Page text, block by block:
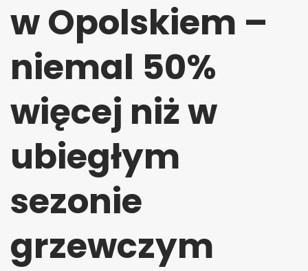
w Opolskiem –
niemal 50%
więcej niż w
ubiegłym
sezonie
grzewczym